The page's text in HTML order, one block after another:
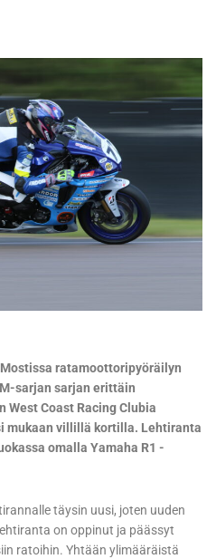
ratamoottoripyöräilyn
sarjan sarjan erittäin
West Coast Racing Clubia
mukaan villillä kortilla. Lehtiranta
omalla Yamaha R1 -
täysin uusi, joten uuden
on oppinut ja päässyt
ratoihin. Yhtään ylimääräistä